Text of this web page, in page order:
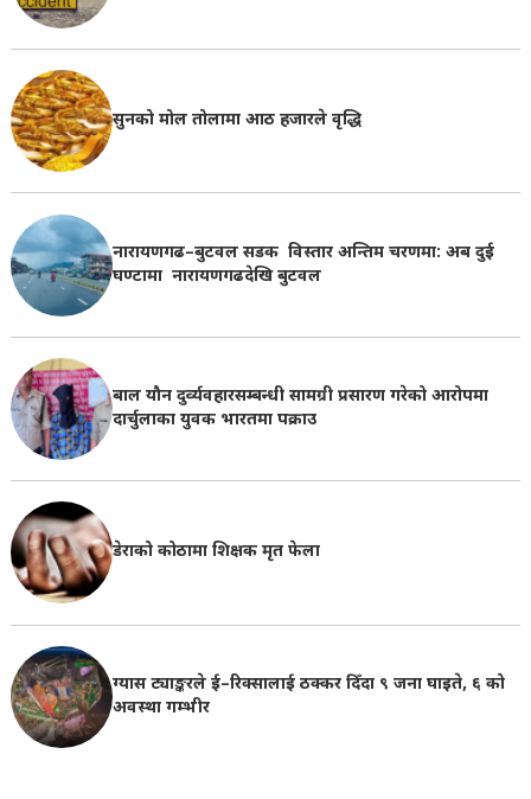
सुनको मोल तोलामा आठ हजारले वृद्धि
नारायणगढ–बुटवल सडक विस्तार अन्तिम चरणमा: अब दुई
घण्टामा नारायणगढदेखि बुटवल
बाल यौन दुर्व्यवहारसम्बन्धी सामग्री प्रसारण गरेको आरोपमा
दार्चुलाका युवक भारतमा पक्राउ
डेराको कोठामा शिक्षक मृत फेला
ग्यास ट्याङ्करले ई–रिक्सालाई ठक्कर दिँदा ९ जना घाइते, ६ को
अवस्था गम्भीर